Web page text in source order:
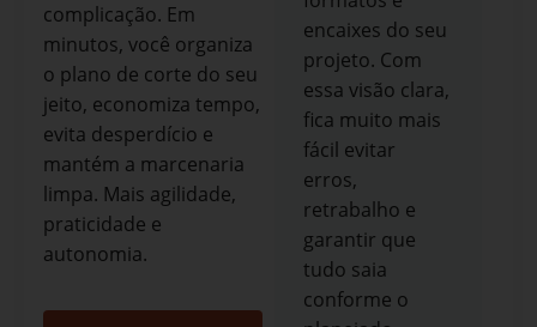
complicação. Em
minutos, você organiza
o plano de corte do seu
jeito, economiza tempo,
evita desperdício e
mantém a marcenaria
limpa. Mais agilidade,
praticidade e
autonomia.
encaixes do seu
projeto. Com
essa visão clara,
fica muito mais
fácil evitar
erros,
retrabalho e
garantir que
tudo saia
conforme o